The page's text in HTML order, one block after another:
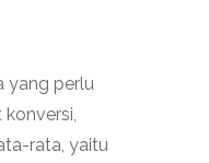
yang perlu
rata, yaitu